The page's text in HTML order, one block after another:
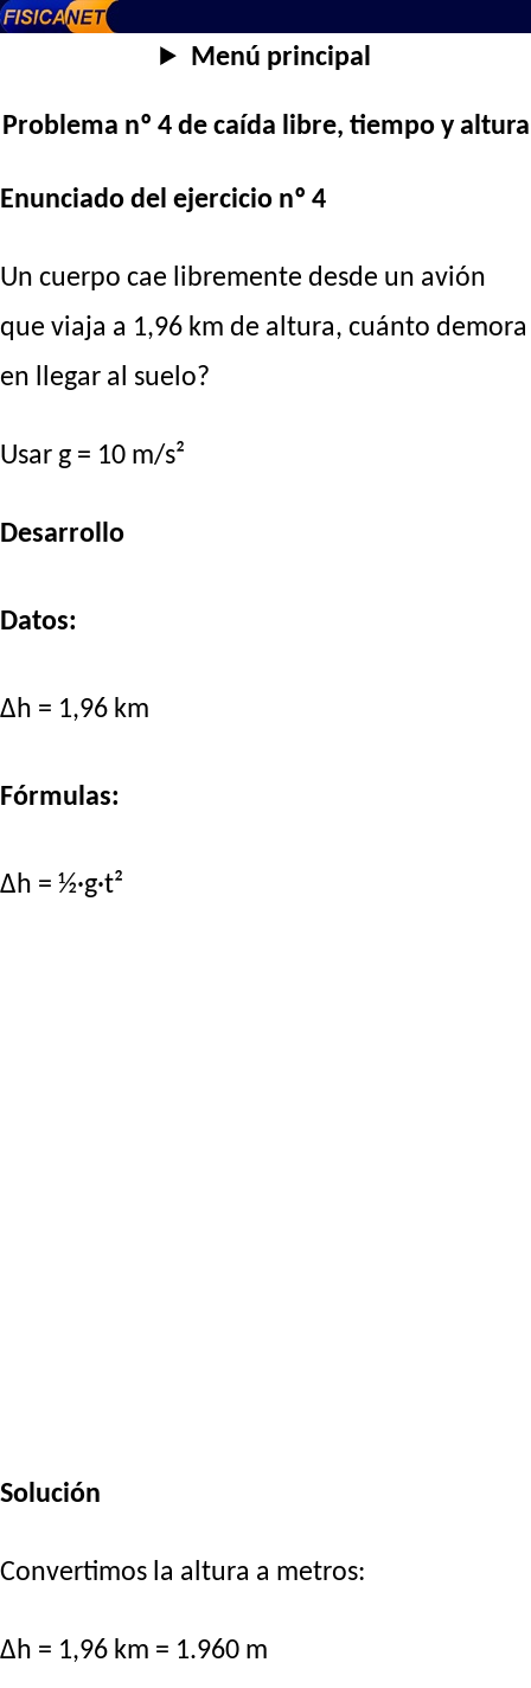
Menú principal
Problema nº 4 de caída libre, tiempo y altura
Enunciado del ejercicio nº 4
Un cuerpo cae libremente desde un avión
que viaja a 1,96 km de altura, cuánto demora
en llegar al suelo?
Usar g = 10 m/s²
Desarrollo
Datos:
Δh = 1,96 km
Fórmulas:
Δh = ½·g·t²
Solución
Convertimos la altura a metros:
Δh = 1,96 km = 1.960 m